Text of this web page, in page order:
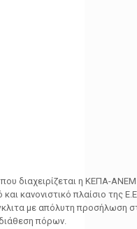
διαχειρίζεται η ΚΕΠΑ-
κανονιστικό πλαίσιο της
με απόλυτη προσήλωση
πόρων.